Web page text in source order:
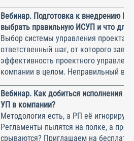
Вебинар. Подготовка к внедрению
выбрать правильную ИСУП и что для
Выбор системы управления
ответственный шаг, от которого
эффективность проектного
компании в целом. Неправильный
Вебинар. Как добиться исполнения
УП в компании?
Методология есть, а РП её
Регламенты пылятся на полке, а
срываются? Приглашаем на